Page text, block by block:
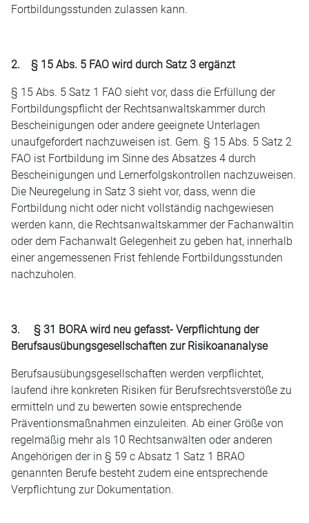
Fortbildungsstunden zulassen kann.
2. § 15 Abs. 5 FAO wird durch Satz 3 ergänzt
§ 15 Abs. 5 Satz 1 FAO sieht vor, dass die Erfüllung der
Fortbildungspflicht der Rechtsanwaltskammer durch
Bescheinigungen oder andere geeignete Unterlagen
unaufgefordert nachzuweisen ist. Gem. § 15 Abs. 5 Satz 2
FAO ist Fortbildung im Sinne des Absatzes 4 durch
Bescheinigungen und Lernerfolgskontrollen nachzuweisen.
Die Neuregelung in Satz 3 sieht vor, dass, wenn die
Fortbildung nicht oder nicht vollständig nachgewiesen
werden kann, die Rechtsanwaltskammer der Fachanwältin
oder dem Fachanwalt Gelegenheit zu geben hat, innerhalb
einer angemessenen Frist fehlende Fortbildungsstunden
nachzuholen.
3. § 31 BORA wird neu gefasst- Verpflichtung der
Berufsausübungsgesellschaften zur Risikoananalyse
Berufsausübungsgesellschaften werden verpflichtet,
laufend ihre konkreten Risiken für Berufsrechtsverstöße zu
ermitteln und zu bewerten sowie entsprechende
Präventionsmaßnahmen einzuleiten. Ab einer Größe von
regelmäßig mehr als 10 Rechtsanwälten oder anderen
Angehörigen der in § 59 c Absatz 1 Satz 1 BRAO
genannten Berufe besteht zudem eine entsprechende
Verpflichtung zur Dokumentation.